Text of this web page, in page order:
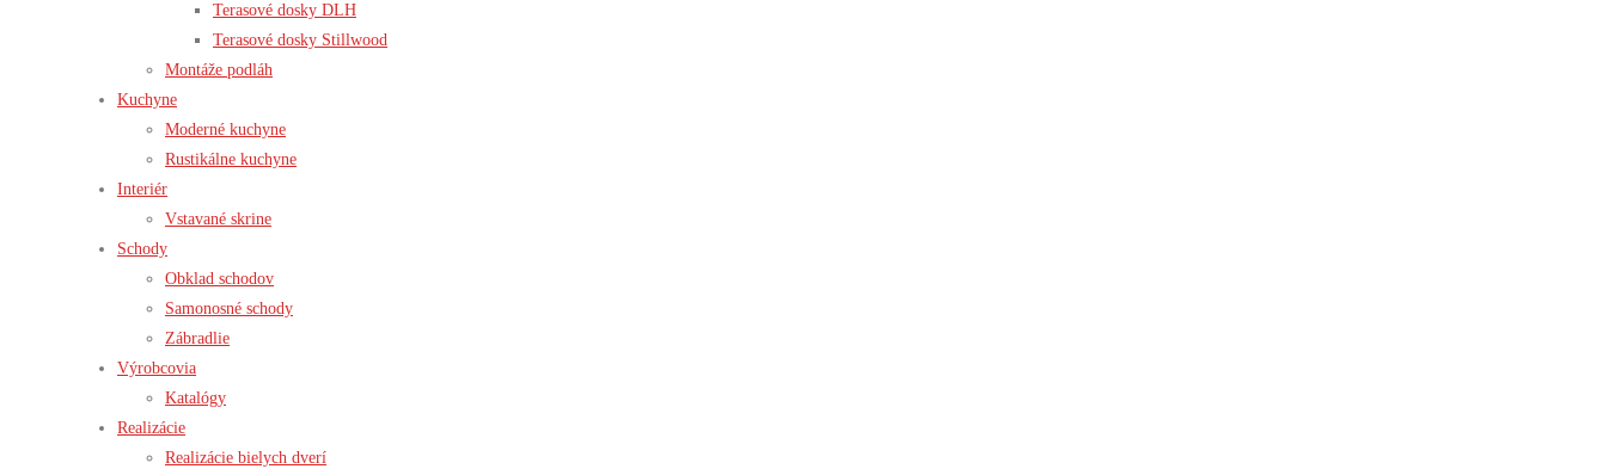
Terasové dosky DLH
Terasové dosky Stillwood
Montáže podláh
Kuchyne
Moderné kuchyne
Rustikálne kuchyne
Interiér
Vstavané skrine
Schody
Obklad schodov
Samonosné schody
Zábradlie
Výrobcovia
Katalógy
Realizácie
Realizácie bielych dverí